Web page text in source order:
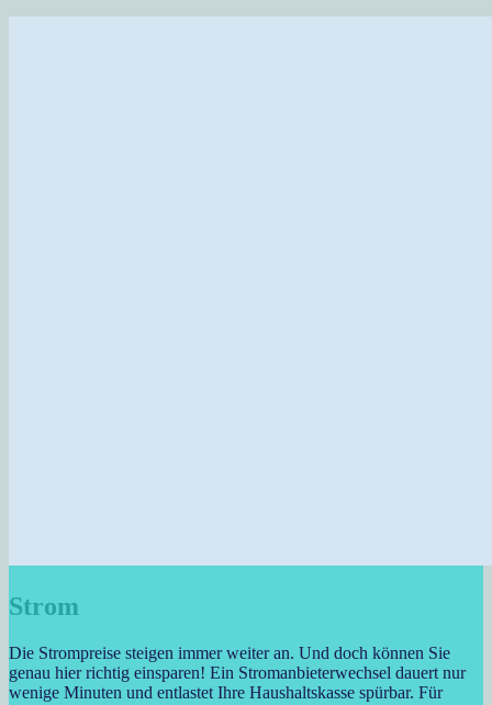
Strom
Die Strompreise steigen immer weiter an. Und doch können Sie
genau hier richtig einsparen! Ein Stromanbieterwechsel dauert nur
wenige Minuten und entlastet Ihre Haushaltskasse spürbar. Für